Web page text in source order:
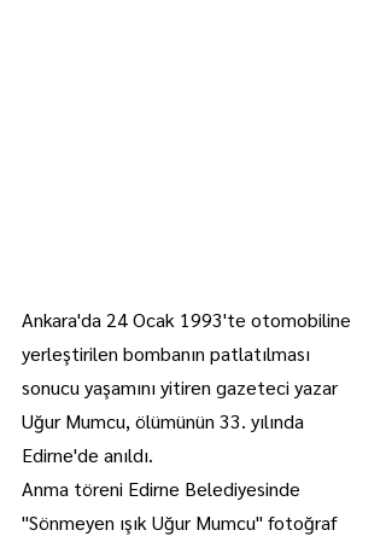
Ankara'da 24 Ocak 1993'te otomobiline
yerleştirilen bombanın patlatılması
sonucu yaşamını yitiren gazeteci yazar
Uğur Mumcu, ölümünün 33. yılında
Edirne'de anıldı.
Anma töreni Edirne Belediyesinde
"Sönmeyen ışık Uğur Mumcu" fotoğraf